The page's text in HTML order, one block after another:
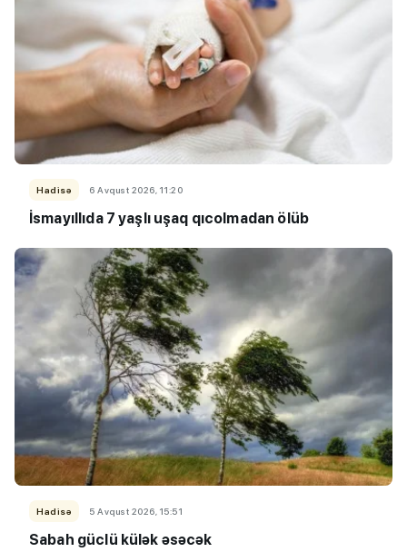
Hadisə 6 Avqust 2026, 11:20
İsmayıllıda 7 yaşlı uşaq qıcolmadan ölüb
Hadisə 5 Avqust 2026, 15:51
Sabah güclü külək əsəcək